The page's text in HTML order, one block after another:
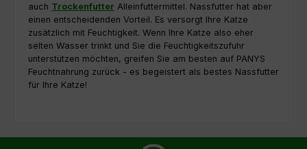
auch Trockenfutter Alleinfuttermittel. Nassfutter hat aber
einen entscheidenden Vorteil. Es versorgt Ihre Katze
zusätzlich mit Feuchtigkeit. Wenn Ihre Katze also eher
selten Wasser trinkt und Sie die Feuchtigkeitszufuhr
unterstützen möchten, greifen Sie am besten auf PANYS
Feuchtnahrung zurück - es begeistert als bestes Nassfutter
für Ihre Katze!